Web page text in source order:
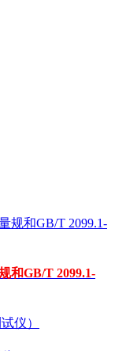
和GB/T 2099.1-